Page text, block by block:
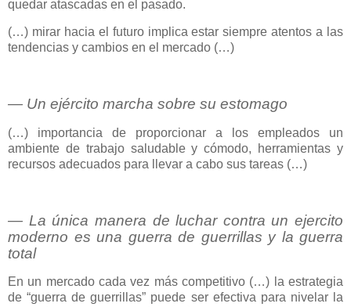
quedar atascadas en el pasado.
(…) mirar hacia el futuro implica estar siempre atentos a las
tendencias y cambios en el mercado (…)
― Un ejército marcha sobre su estomago
(…) importancia de proporcionar a los empleados un
ambiente de trabajo saludable y cómodo, herramientas y
recursos adecuados para llevar a cabo sus tareas (…)
― La única manera de luchar contra un ejercito
moderno es una guerra de guerrillas y la guerra
total
En un mercado cada vez más competitivo (…) la estrategia
de “guerra de guerrillas” puede ser efectiva para nivelar la